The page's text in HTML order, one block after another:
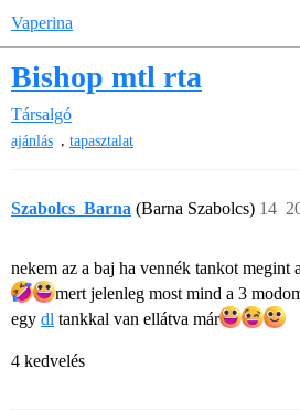
Vaperina
Bishop mtl rta
Társalgó
ajánlás , tapasztalat
Szabolcs_Barna (Barna Szabolcs) 14
nekem az a baj ha vennék tankot megint
mert jelenleg most mind a 3
egy dl tankkal van ellátva már​
4 kedvelés